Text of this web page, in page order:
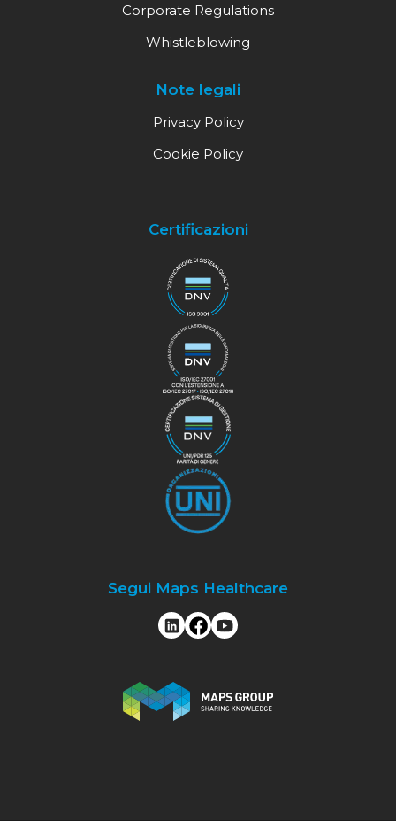
Corporate Regulations
Whistleblowing
Note legali
Privacy Policy
Cookie Policy
Certificazioni
Segui Maps Healthcare